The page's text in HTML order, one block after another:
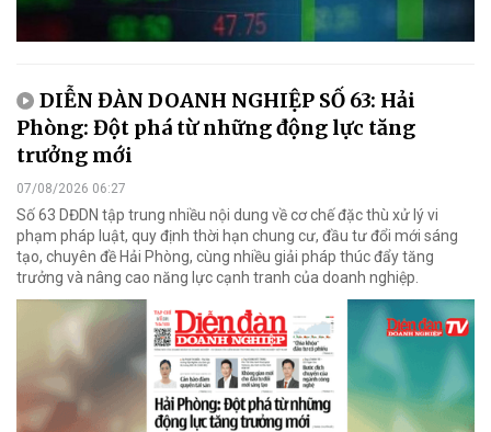
DIỄN ĐÀN DOANH NGHIỆP SỐ 63: Hải
Phòng: Đột phá từ những động lực tăng
trưởng mới
07/08/2026 06:27
Số 63 DĐDN tập trung nhiều nội dung về cơ chế đặc thù xử lý vi
phạm pháp luật, quy định thời hạn chung cư, đầu tư đổi mới sáng
tạo, chuyên đề Hải Phòng, cùng nhiều giải pháp thúc đẩy tăng
trưởng và nâng cao năng lực cạnh tranh của doanh nghiệp.